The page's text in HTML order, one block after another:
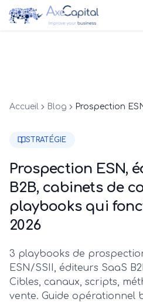
Accueil Blog
STRATÉGIE
Prospection ESN,
B2B, cabinets de
playbooks qui
2026
3 playbooks de
ESN/SSII, éditeurs SaaS
Cibles, canaux, scripts,
vente. Guide opérationnel